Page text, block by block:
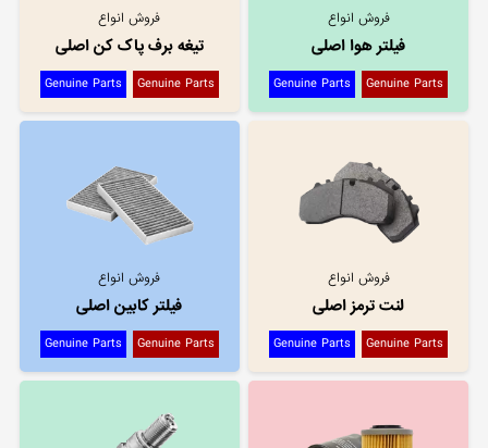
فروش انواع
فیلتر هوا اصلی
Genuine Parts
Genuine Parts
فروش انواع
تیغه برف پاک کن اصلی
Genuine Parts
Genuine Parts
فروش انواع
لنت ترمز اصلی
Genuine Parts
Genuine Parts
فروش انواع
فیلتر کابین اصلی
Genuine Parts
Genuine Parts